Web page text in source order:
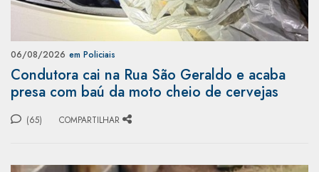
06/08/2026 em Policiais
Condutora cai na Rua São Geraldo e acaba
presa com baú da moto cheio de cervejas
(65) COMPARTILHAR